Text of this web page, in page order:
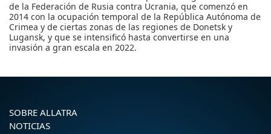
de la Federación de Rusia contra Ucrania, que comenzó en
2014 con la ocupación temporal de la República Autónoma de
Crimea y de ciertas zonas de las regiones de Donetsk y
Lugansk, y que se intensificó hasta convertirse en una
invasión a gran escala en 2022.
SOBRE ALLATRA
NOTICIAS